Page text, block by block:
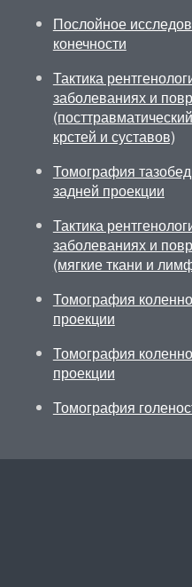
Послойное
конечности
Тактика
заболеваниях и
крстей и суставов)
Томография
задней проекции
Тактика
заболеваниях и
(мягкие ткани и
Томография
проекции
Томография
проекции
Томография